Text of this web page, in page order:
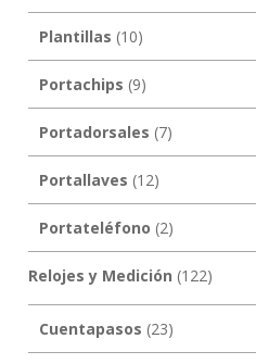
Plantillas (10)
Portachips (9)
Portadorsales (7)
Portallaves (12)
Portateléfono (2)
Relojes y Medición (122)
Cuentapasos (23)